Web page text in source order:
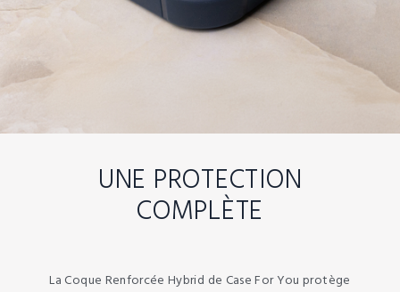
UNE PROTECTION
COMPLÈTE
La Coque Renforcée Hybrid de Case For You protège